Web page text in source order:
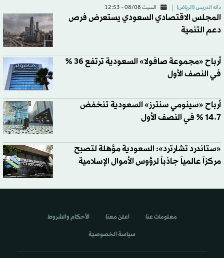
دانه الدريس (الرياض) السبت 08/08 - 12:53
المجلس الاقتصادي السعودي يستعرض فرص
دعم التنمية
أرباح «مجموعة صافولا» السعودية ترتفع 36 %
في النصف الأول
أرباح «سينومي سنترز» السعودية تنخفض
14.7 % في النصف الأول
«ستاندرد تشارترد»: السعودية مؤهلة لتصبح
مركزاً عالمياً جاذباً لرؤوس الأموال الإسلامية
معلومات عنا اعلن معنا الأحكام والشروط
سياسة الخصوصية